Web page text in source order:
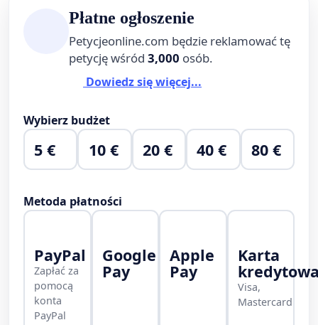
Płatne ogłoszenie
Petycjeonline.com będzie reklamować tę
petycję wśród 3,000 osób.
Dowiedz się więcej...
Wybierz budżet
5 € 10 € 20 € 40 € 80 €
Metoda płatności
PayPal
Zapłać za
pomocą
konta
PayPal
Google
Pay
Apple
Pay
Karta
Visa,
Mastercard